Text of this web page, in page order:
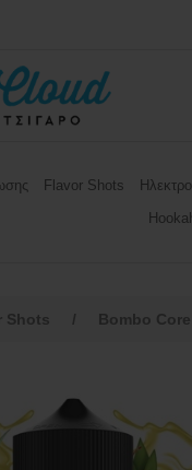
Flavor Shots
Shots / Bombo